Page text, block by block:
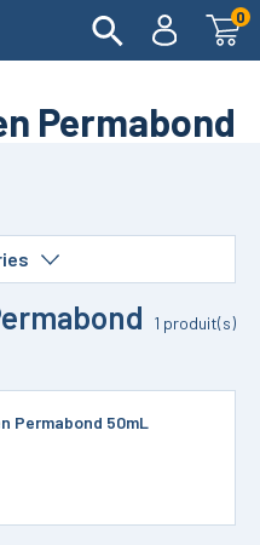
0
Permabond
1 produit(s)
Permabond 50mL